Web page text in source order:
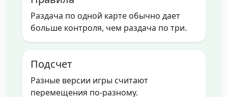
Раздача по одной карте обычно дает
больше контроля, чем раздача по три.
Подсчет
Разные версии игры считают
перемещения по-разному.